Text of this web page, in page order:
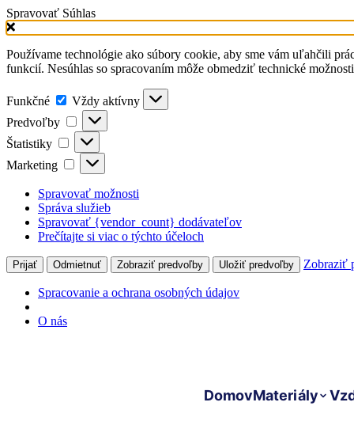
Spravovať Súhlas
Používame technológie ako súbory cookie, aby sme vám uľahčili
funkcií. Nesúhlas so spracovaním môže obmedziť technické
Funkčné
Vždy aktívny
Predvoľby
Štatistiky
Marketing
Spravovať možnosti
Správa služieb
Spravovať {vendor_count} dodávateľov
Prečítajte si viac o týchto účeloch
Prijať Odmietnuť Zobraziť predvoľby Uložiť predvoľby Zobraziť
Spracovanie a ochrana osobných údajov
O nás
DomovMateriály